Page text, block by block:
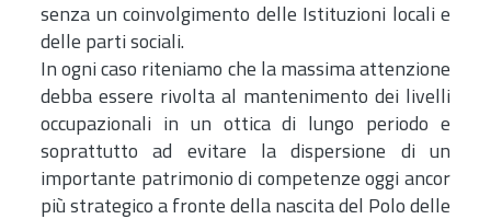
senza un coinvolgimento delle Istituzioni locali e
delle parti sociali.
In ogni caso riteniamo che la massima attenzione
debba essere rivolta al mantenimento dei livelli
occupazionali in un ottica di lungo periodo e
soprattutto ad evitare la dispersione di un
importante patrimonio di competenze oggi ancor
più strategico a fronte della nascita del Polo delle